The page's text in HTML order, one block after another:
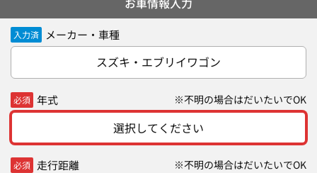
入力済 メーカー・車種
スズキ・エブリイワゴン
必須 年式 ※不明の場合はだいたいでOK
選択してください
必須 走行距離 ※不明の場合はだいたいでOK